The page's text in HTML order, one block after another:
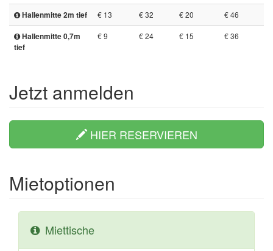
Hallenmitte 2m tief € 13 € 32 € 20 € 46
Hallenmitte 0,7m
tief
€ 9 € 24 € 15 € 36
Jetzt anmelden
HIER RESERVIEREN
Mietoptionen
Miettische